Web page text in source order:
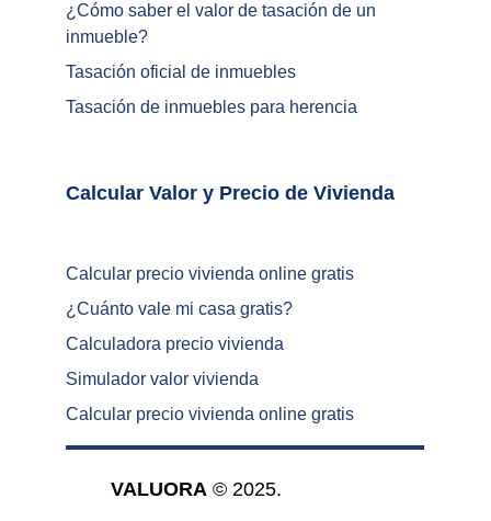
VALUORA © 2025.
¿ Cómo saber el valor de tasación de un
inmueble?
Tasación oficial de inmuebles
Tasación de inmuebles para herencia
Calcular precio vivienda online gratis
¿ Cuánto vale mi casa gratis?
Calculadora precio vivienda
Simulador valor vivienda
Calcular precio vivienda online gratis